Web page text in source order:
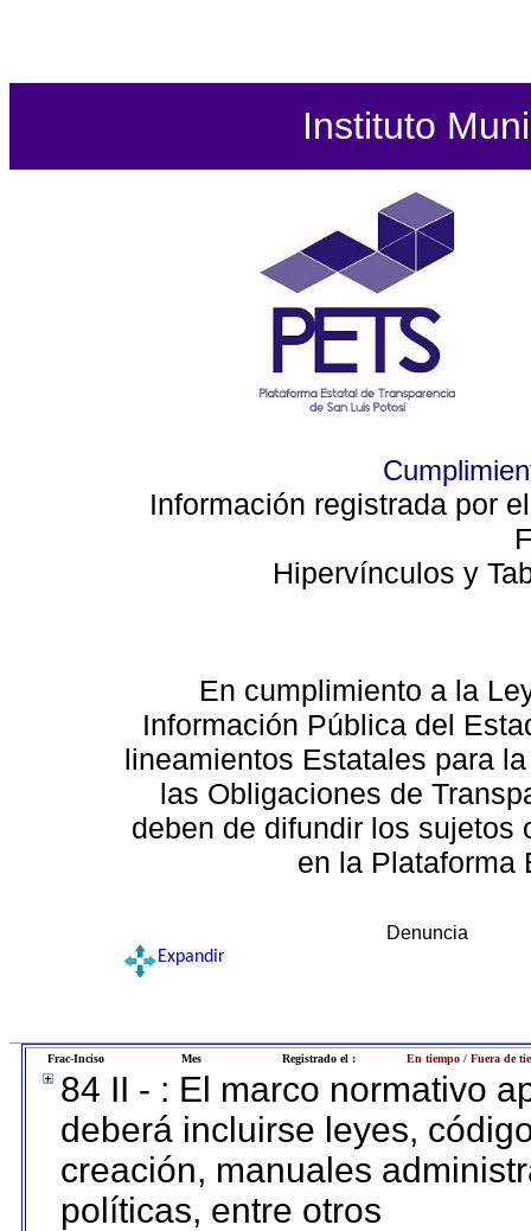
Instituto
Información registrada por
Hipervínculos y
En cumplimiento a la
Información Pública del
lineamientos Estatales para
las Obligaciones de
deben de difundir los sujetos
en la Plataforma
Denuncia
Expandir
Frac-Inciso Mes Registrado el : En tiempo / Fuera de
84 II - : El marco normativo
deberá incluirse leyes,
creación, manuales
políticas, entre otros